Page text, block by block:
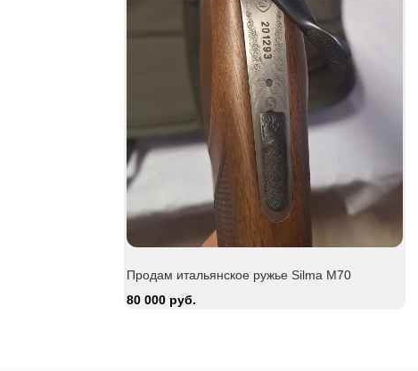
Продам итальянское ружье Silma M70
80 000 руб.